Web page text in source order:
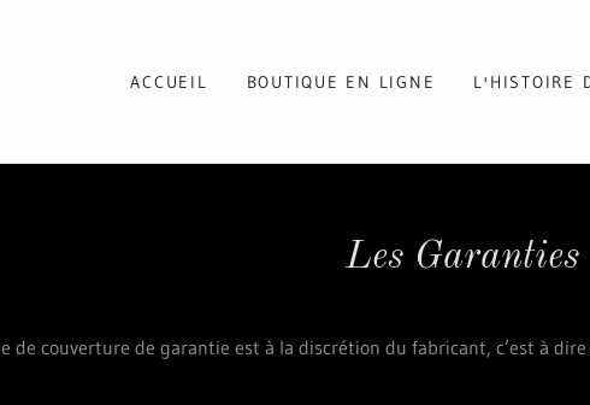
ACCUEIL BOUTIQUE EN LIGNE L'HISTOIRE
Les Garanties
de couverture de garantie est à la discrétion du fabricant, c’est à